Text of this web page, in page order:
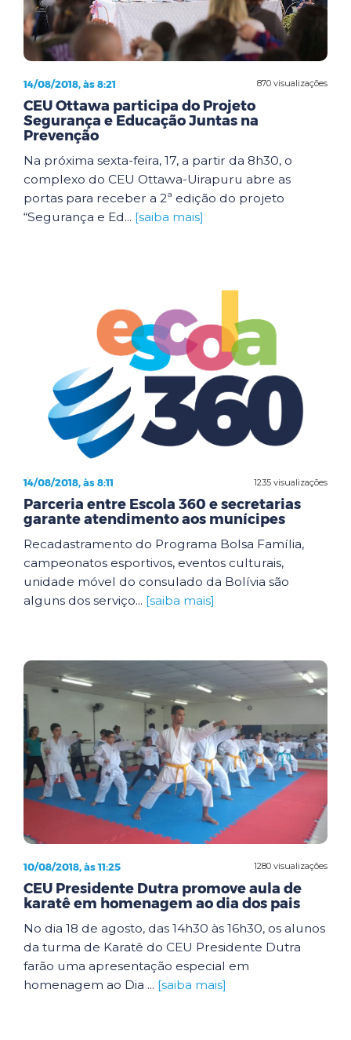
870 visualizações
14/08/2018, às 8:21
CEU Ottawa participa do Projeto
Segurança e Educação Juntas na
Prevenção
Na próxima sexta-feira, 17, a partir da 8h30, o
complexo do CEU Ottawa-Uirapuru abre as
portas para receber a 2ª edição do projeto
“Segurança e Ed... [saiba mais]
1235 visualizações
14/08/2018, às 8:11
Parceria entre Escola 360 e secretarias
garante atendimento aos munícipes
Recadastramento do Programa Bolsa Família,
campeonatos esportivos, eventos culturais,
unidade móvel do consulado da Bolívia são
alguns dos serviço... [saiba mais]
1280 visualizações
10/08/2018, às 11:25
CEU Presidente Dutra promove aula de
karatê em homenagem ao dia dos pais
No dia 18 de agosto, das 14h30 às 16h30, os alunos
da turma de Karatê do CEU Presidente Dutra
farão uma apresentação especial em
homenagem ao Dia ... [saiba mais]